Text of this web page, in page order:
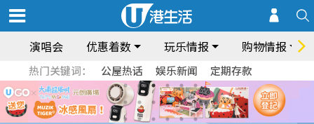
演唱会 优惠着数 玩乐情报 购物情报
热门关键词： 公屋热话 娱乐新闻 定期存款